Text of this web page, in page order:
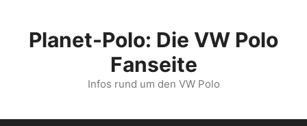
springenPlanet-Polo: Die VW Polo
Fanseite
Infos rund um den VW Polo